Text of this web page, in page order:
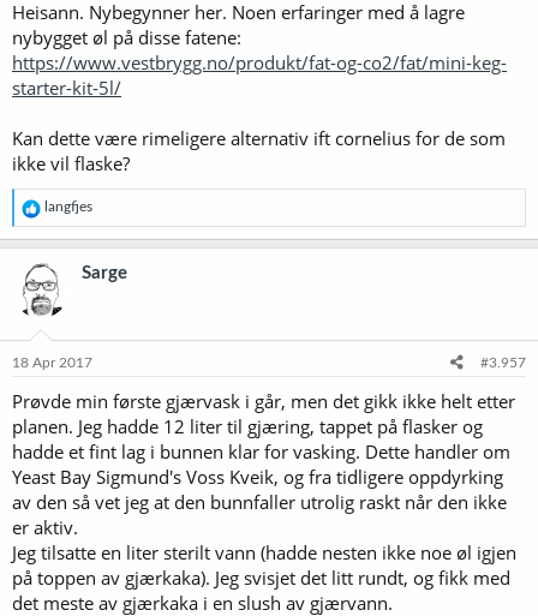
Heisann. Nybegynner her. Noen erfaringer med å lagre
nybygget øl på disse fatene:
https://www.vestbrygg.no/produkt/fat-og-co2/fat/mini-keg-
starter-kit-5l/
Kan dette være rimeligere alternativ ift cornelius for de som
ikke vil flaske?
R
e
a
k
s
j
o
e
langfjes
Sarge
18 Apr 2017 #3.957
Prøvde min første gjærvask i går, men det gikk ikke helt etter
planen. Jeg hadde 12 liter til gjæring, tappet på flasker og
hadde et fint lag i bunnen klar for vasking. Dette handler om
Yeast Bay Sigmund's Voss Kveik, og fra tidligere oppdyrking
av den så vet jeg at den bunnfaller utrolig raskt når den ikke
er aktiv.
Jeg tilsatte en liter sterilt vann (hadde nesten ikke noe øl igjen
på toppen av gjærkaka). Jeg svisjet det litt rundt, og fikk med
det meste av gjærkaka i en slush av gjærvann.